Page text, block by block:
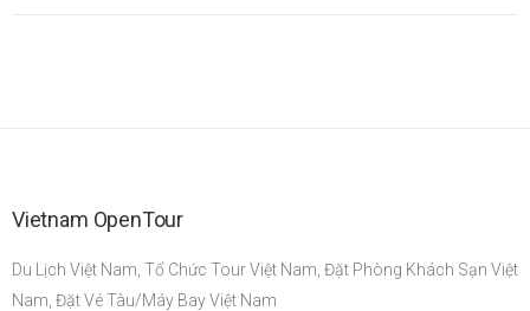
Vietnam OpenTour
Du Lịch Việt Nam, Tổ Chức Tour Việt Nam, Đặt Phòng Khách Sạn Việt
Nam, Đặt Vé Tàu/Máy Bay Việt Nam